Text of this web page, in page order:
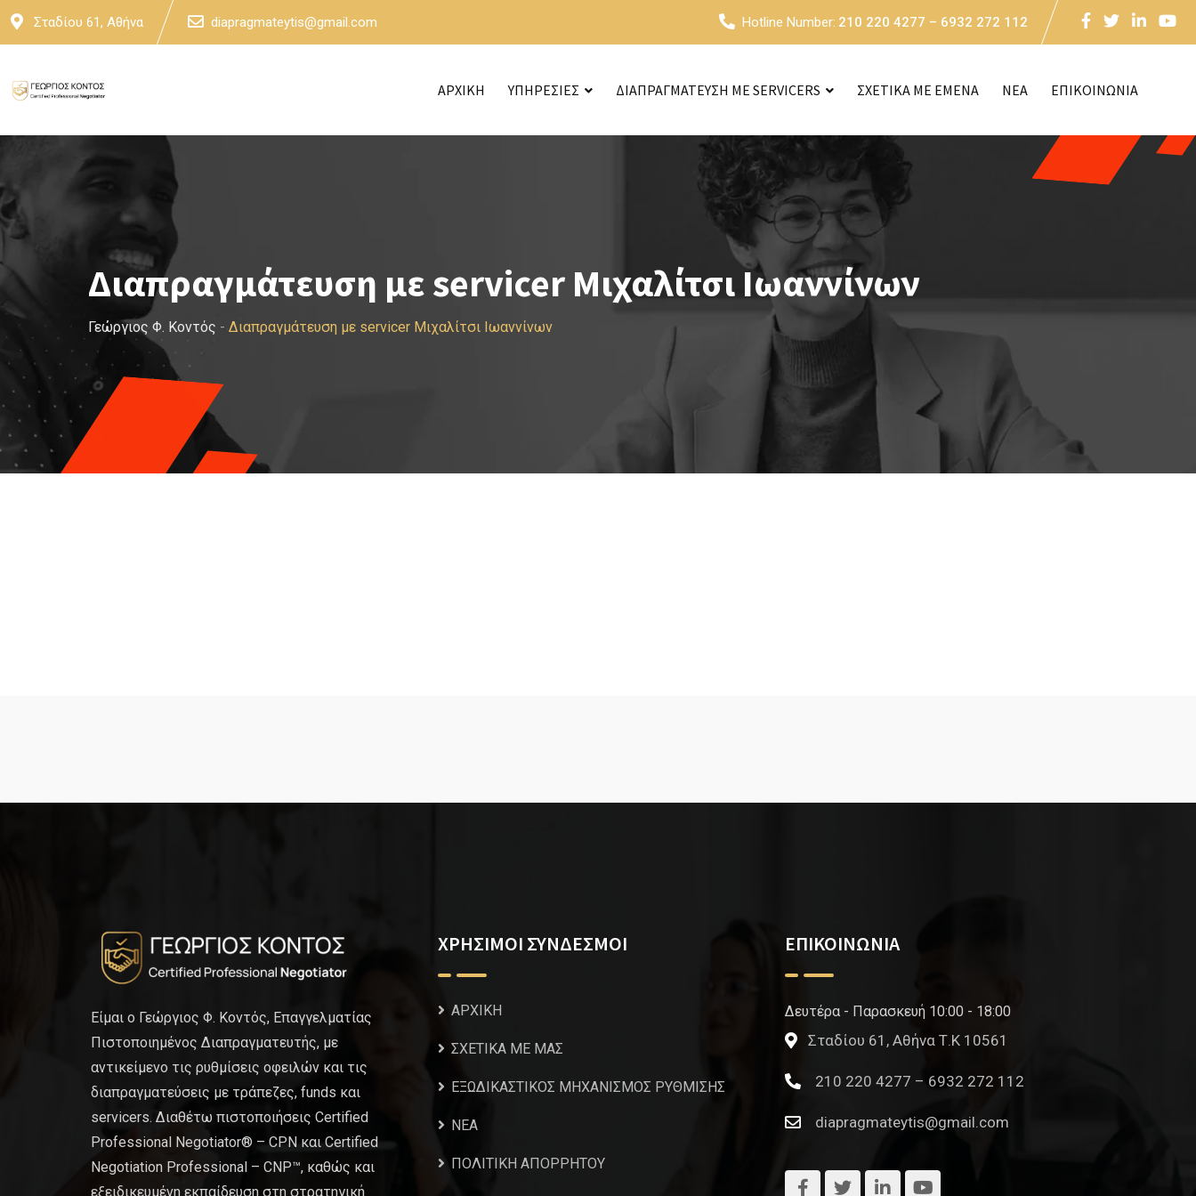
Skip
Σταδίου 61, Αθήνα diapragmateytis@gmail.com Hotline Number: 210 220 4277 – 6932 272 112
ΑΡΧΙΚΗ ΥΠΗΡΕΣΙΕΣ ΔΙΑΠΡΑΓΜΑΤΕΥΣΗ ΜΕ SERVICERS ΣΧΕΤΙΚΑ ΜΕ ΕΜΕΝΑ NEA ΕΠΙΚΟΙΝΩΝΙΑ
Διαπραγμάτευση με servicer Μιχαλίτσι Ιωαννίνων
Γεώργιος Φ. Κοντός - Διαπραγμάτευση με servicer Μιχαλίτσι Ιωαννίνων
Είμαι ο Γεώργιος Φ. Κοντός, Επαγγελματίας
Πιστοποιημένος Διαπραγματευτής, με
αντικείμενο τις ρυθμίσεις οφειλών και τις
διαπραγματεύσεις με τράπεζες, funds και
servicers. Διαθέτω πιστοποιήσεις Certified
Professional Negotiator® – CPN και Certified
Negotiation Professional – CNP™, καθώς και
εξειδικευμένη εκπαίδευση στη στρατηγική
ΧΡΗΣΙΜΟΙ ΣΥΝΔΕΣΜΟΙ
ΑΡΧΙΚΗ
ΣΧΕΤΙΚΑ ΜΕ ΜΑΣ
ΕΞΩΔΙΚΑΣΤΙΚΟΣ ΜΗΧΑΝΙΣΜΟΣ ΡΥΘΜΙΣΗΣ
NEA
ΠΟΛΙΤΙΚΗ ΑΠΟΡΡΗΤΟΥ
ΕΠΙΚΟΙΝΩΝΙΑ
Δευτέρα - Παρασκευή 10:00 - 18:00
Σταδίου 61, Αθήνα Τ.Κ 10561
210 220 4277 – 6932 272 112
diapragmateytis@gmail.com